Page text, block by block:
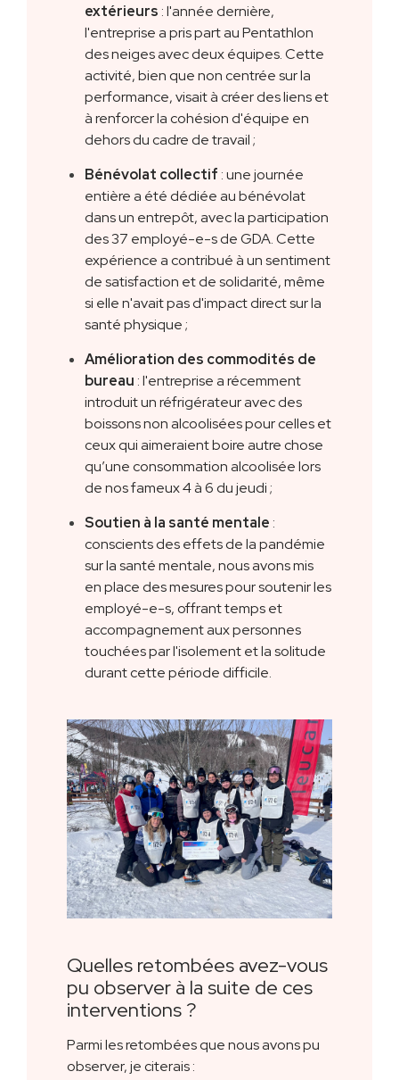
extérieurs : l'année dernière,
l'entreprise a pris part au Pentathlon
des neiges avec deux équipes. Cette
activité, bien que non centrée sur la
performance, visait à créer des liens et
à renforcer la cohésion d'équipe en
dehors du cadre de travail ;
Bénévolat collectif : une journée
entière a été dédiée au bénévolat
dans un entrepôt, avec la participation
des 37 employé-e-s de GDA. Cette
expérience a contribué à un sentiment
de satisfaction et de solidarité, même
si elle n'avait pas d'impact direct sur la
santé physique ;
Amélioration des commodités de
bureau : l'entreprise a récemment
introduit un réfrigérateur avec des
boissons non alcoolisées pour celles et
ceux qui aimeraient boire autre chose
qu’une consommation alcoolisée lors
de nos fameux 4 à 6 du jeudi ;
Soutien à la santé mentale :
conscients des effets de la pandémie
sur la santé mentale, nous avons mis
en place des mesures pour soutenir les
employé-e-s, offrant temps et
accompagnement aux personnes
touchées par l'isolement et la solitude
durant cette période difficile.
Quelles retombées avez-vous
pu observer à la suite de ces
interventions ?
Parmi les retombées que nous avons pu
observer, je citerais :